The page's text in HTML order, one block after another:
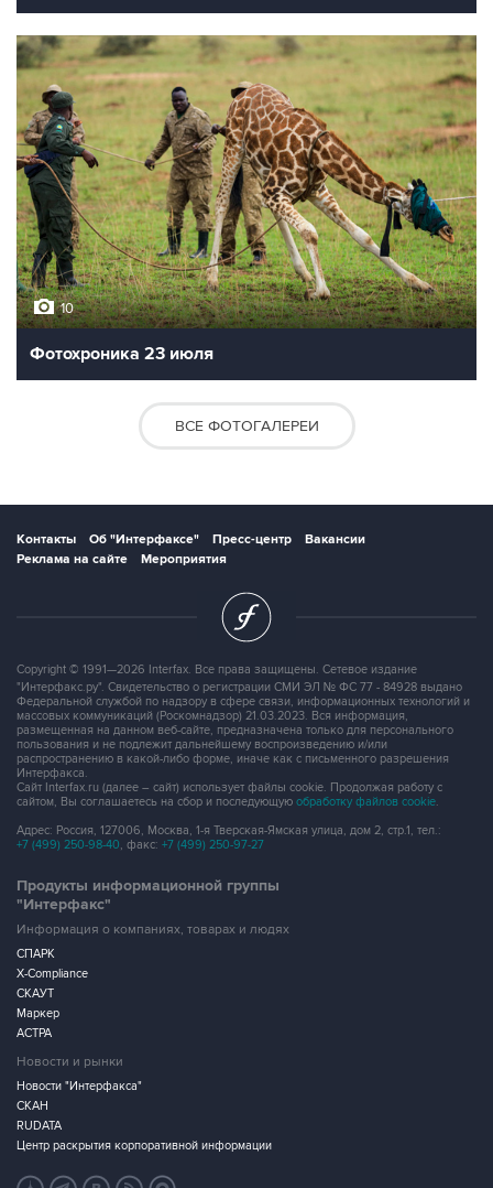
10
Фотохроника 23 июля
ВСЕ ФОТОГАЛЕРЕИ
Контакты Об "Интерфаксе" Пресс-центр
Вакансии
Реклама на сайте
Мероприятия
Copyright © 1991—2026 Interfax. Все права защищены. Сетевое издание
"Интерфакс.ру". Свидетельство о регистрации СМИ ЭЛ № ФС 77 - 84928 выдано
Федеральной службой по надзору в сфере связи, информационных технологий и
массовых коммуникаций (Роскомнадзор) 21.03.2023. Вся информация,
размещенная на данном веб-сайте, предназначена только для персонального
пользования и не подлежит дальнейшему воспроизведению и/или
распространению в какой-либо форме, иначе как с письменного разрешения
Интерфакса.
Сайт Interfax.ru (далее – сайт) использует файлы cookie. Продолжая работу с
сайтом, Вы соглашаетесь на сбор и последующую обработку файлов cookie.
Адрес: Россия, 127006, Москва, 1-я Тверская-Ямская улица, дом 2, стр.1, тел.:
+7 (499) 250-98-40, факс: +7 (499) 250-97-27
Продукты информационной группы
"Интерфакс"
Информация о компаниях, товарах и людях
СПАРК
X-Compliance
СКАУТ
Маркер
АСТРА
Новости и рынки
Новости "Интерфакса"
СКАН
RUDATA
Центр раскрытия корпоративной информации